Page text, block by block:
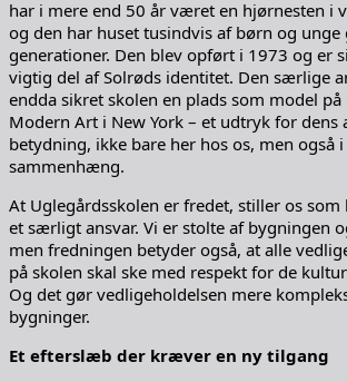
har i mere end 50 år været en hjørnesten i
og den har huset tusindvis af børn og unge
generationer. Den blev opført i 1973 og er
vigtig del af Solrøds identitet. Den særlige
endda sikret skolen en plads som model
Modern Art i New York – et udtryk for dens
betydning, ikke bare her hos os, men også
sammenhæng.
At Uglegårdsskolen er fredet, stiller os
et særligt ansvar. Vi er stolte af bygningen
men fredningen betyder også, at alle
på skolen skal ske med respekt for de
Og det gør vedligeholdelsen mere
bygninger.
Et efterslæb der kræver en ny tilgang